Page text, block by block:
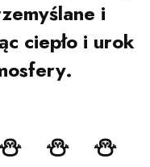
i
ciepło i urok
⛄ ⛄